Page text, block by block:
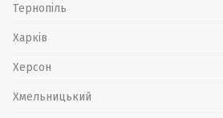
Тернопіль
Харків
Херсон
Хмельницький